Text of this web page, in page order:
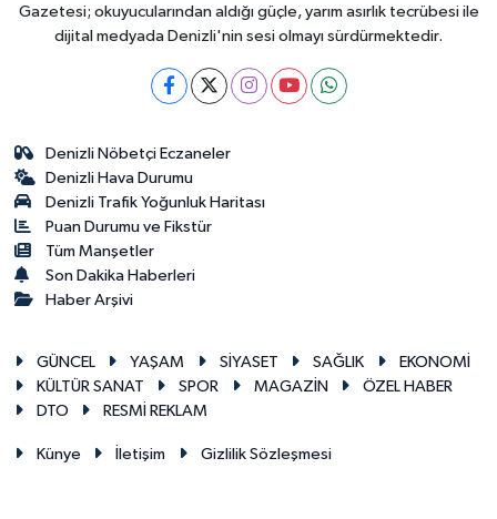
Gazetesi; okuyucularından aldığı güçle, yarım asırlık tecrübesi ile
dijital medyada Denizli'nin sesi olmayı sürdürmektedir.
Denizli Nöbetçi Eczaneler
Denizli Hava Durumu
Denizli Trafik Yoğunluk Haritası
Puan Durumu ve Fikstür
Tüm Manşetler
Son Dakika Haberleri
Haber Arşivi
GÜNCEL YAŞAM SİYASET SAĞLIK
EKONOMİ
KÜLTÜR SANAT
SPOR MAGAZİN
ÖZEL HABER
DTO
RESMİ REKLAM
Künye İletişim Gizlilik Sözleşmesi